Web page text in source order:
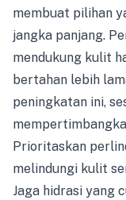
membuat pilihan
jangka panjang.
mendukung kulit
bertahan lebih
peningkatan ini,
Prioritaskan
melindungi kulit
Jaga hidrasi yang